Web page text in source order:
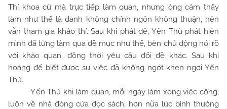
Thí khoa cử mà trực tiếp làm quan, nhưng ông cảm thấy
làm như thế là danh không chính ngôn không thuận, nên
vẫn tham gia khảo thí. Sau khi phát đề, Yến Thù phát hiện
mình đã từng làm qua đề mục như thế, bèn chủ động nói rõ
với khảo quan, đồng thời yêu cầu đổi đề khác. Sau khi
hoàng đế biết được sự việc đã không ngớt khen ngợi Yến
Thù.
Yến Thù khi làm quan, mỗi ngày làm xong việc công,
luôn về nhà đóng cửa đọc sách, hơn nữa lúc bình thường